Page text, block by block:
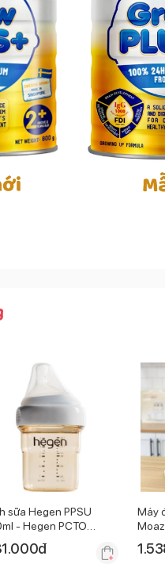
sữa Hegen PPSU
- Hegen PCTO
đ
Máy